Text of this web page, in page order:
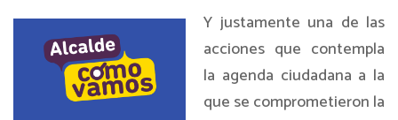
Y justamente una de las
acciones que contempla
la agenda ciudadana a la
que se comprometieron la